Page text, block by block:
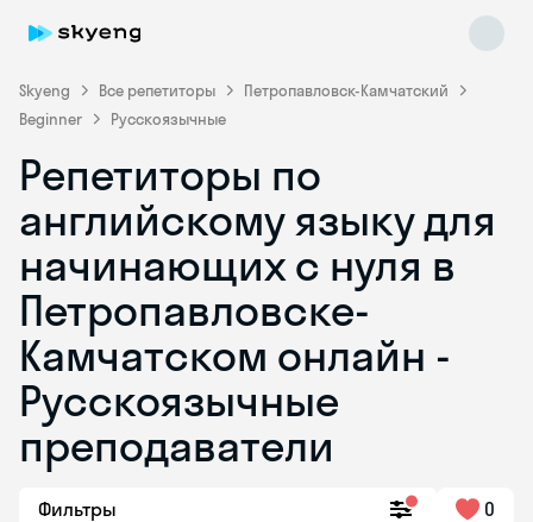
Skyeng Все репетиторы
Петропавловск-Камчатский
Beginner
Русскоязычные
Репетиторы по
английскому языку для
начинающих с нуля в
Петропавловске-
Камчатском онлайн -
Русскоязычные
преподаватели
Фильтры 0
Skyeng Chat
online